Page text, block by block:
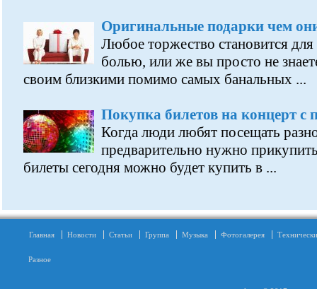
Оригинальные подарки чем
Любое торжество становится
болью, или же вы просто не
своим близкими помимо самых банальных ...
Покупка билетов на концерт с
Когда люди любят посещать
предварительно нужно
билеты сегодня можно будет купить в ...
Главная Новости Статьи Группа Музыка Фотогалерея
Разное